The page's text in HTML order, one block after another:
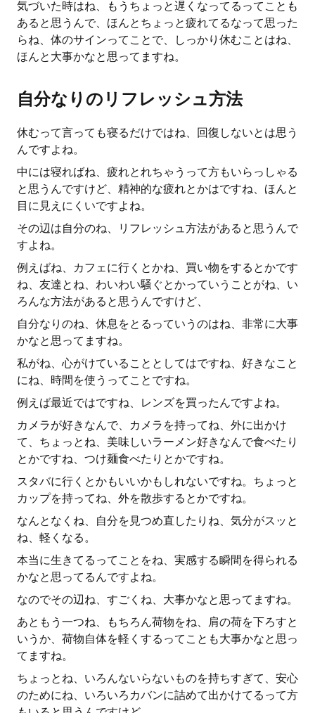
気づいた時はね、もうちょっと遅くなってるってことも
あると思うんで、ほんとちょっと疲れてるなって思った
らね、体のサインってことで、しっかり休むことはね、
ほんと大事かなと思ってますね。
自分なりのリフレッシュ方法
休むって言っても寝るだけではね、回復しないとは思う
んですよね。
中には寝ればね、疲れとれちゃうって方もいらっしゃる
と思うんですけど、精神的な疲れとかはですね、ほんと
目に見えにくいですよね。
その辺は自分のね、リフレッシュ方法があると思うんで
すよね。
例えばね、カフェに行くとかね、買い物をするとかです
ね、友達とね、わいわい騒ぐとかっていうことがね、い
ろんな方法があると思うんですけど、
自分なりのね、休息をとるっていうのはね、非常に大事
かなと思ってますね。
私がね、心がけていることとしてはですね、好きなこと
にね、時間を使うってことですね。
例えば最近ではですね、レンズを買ったんですよね。
カメラが好きなんで、カメラを持ってね、外に出かけ
て、ちょっとね、美味しいラーメン好きなんで食べたり
とかですね、つけ麺食べたりとかですね。
スタバに行くとかもいいかもしれないですね。ちょっと
カップを持ってね、外を散歩するとかですね。
なんとなくね、自分を見つめ直したりね、気分がスッと
ね、軽くなる。
本当に生きてるってことをね、実感する瞬間を得られる
かなと思ってるんですよね。
なのでその辺ね、すごくね、大事かなと思ってますね。
あともう一つね、もちろん荷物をね、肩の荷を下ろすと
いうか、荷物自体を軽くするってことも大事かなと思っ
てますね。
ちょっとね、いろんないらないものを持ちすぎて、安心
のためにね、いろいろカバンに詰めて出かけてるって方